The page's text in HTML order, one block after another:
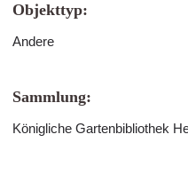
Objekttyp:
Andere
Sammlung:
Königliche Gartenbibliothek